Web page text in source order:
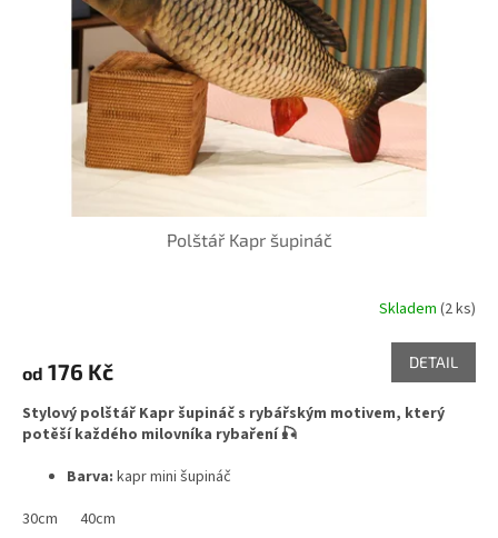
Polštář Kapr šupináč
je
z
5
Skladem(2 ks)
od 176 Kč DETAIL
Stylový polštář Kapr šupináč s rybářským motivem, který
potěší každého milovníka rybaření 🎣
Barva: kapr mini šupináč
Materiál:
30cm 40cm